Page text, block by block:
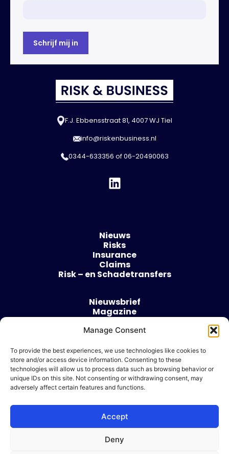
Manage Consent
To provide the best experiences, we use technologies like cookies to
store and/or access device information. Consenting to these
technologies will allow us to process data such as browsing behavior or
unique IDs on this site. Not consenting or withdrawing consent, may
adversely affect certain features and functions.
Accept
Deny
F.J. Ebbensstraat 81, 4007 WJ Tiel
info@riskenbusiness.nl
0344-633356 of06-20490063
Nieuws
Risks
Insurance
Claims
Risk – en Schadetransfers
Nieuwsbrief
Magazine
Over
Algemene voorwaarden
Cookie beleid
Ik wil adverteren